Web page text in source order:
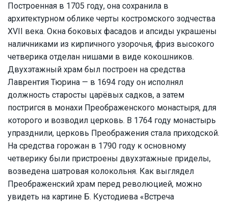
Построенная в 1705 году, она сохранила в
архитектурном облике черты костромского зодчества
XVII века. Окна боковых фасадов и апсиды украшены
наличниками из кирпичного узорочья, фриз высокого
четверика отделан нишами в виде кокошников.
Двухэтажный храм был построен на средства
Лаврентия Тюрина — в 1694 году он исполнял
должность старосты царёвых садков, а затем
постригся в монахи Преображенского монастыря, для
которого и возводил церковь. В 1764 году монастырь
упразднили, церковь Преображения стала приходской.
На средства горожан в 1790 году к основному
четверику были пристроены двухэтажные приделы,
возведена шатровая колокольня. Как выглядел
Преображенский храм перед революцией, можно
увидеть на картине Б. Кустодиева «Встреча